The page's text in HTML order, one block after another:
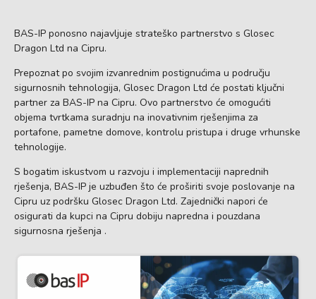
BAS-IP ponosno najavljuje strateško partnerstvo s Glosec
Dragon Ltd na Cipru.
Prepoznat po svojim izvanrednim postignućima u području
sigurnosnih tehnologija, Glosec Dragon Ltd će postati ključni
partner za BAS-IP na Cipru. Ovo partnerstvo će omogućiti
objema tvrtkama suradnju na inovativnim rješenjima za
portafone, pametne domove, kontrolu pristupa i druge vrhunske
tehnologije.
S bogatim iskustvom u razvoju i implementaciji naprednih
rješenja, BAS-IP je uzbuđen što će proširiti svoje poslovanje na
Cipru uz podršku Glosec Dragon Ltd. Zajednički napori će
osigurati da kupci na Cipru dobiju napredna i pouzdana
sigurnosna rješenja .